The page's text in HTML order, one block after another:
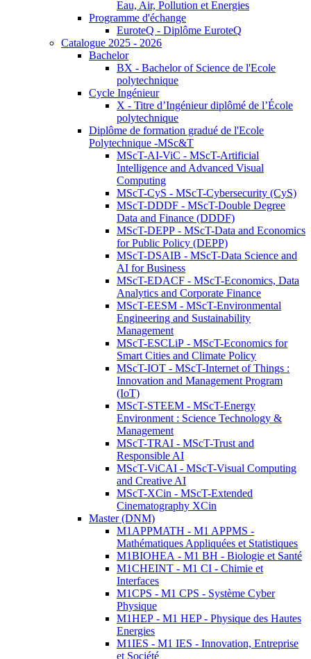
Eau, Air, Pollution et Energies
Programme d'échange
EuroteQ - Diplôme EuroteQ
Catalogue 2025 - 2026
Bachelor
BX - Bachelor of Science de l'Ecole
polytechnique
Cycle Ingénieur
X - Titre d’Ingénieur diplômé de l’École
polytechnique
Diplôme de formation gradué de l'Ecole
Polytechnique -MSc&T
MScT-AI-ViC - MScT-Artificial
Intelligence and Advanced Visual
Computing
MScT-CyS - MScT-Cybersecurity (CyS)
MScT-DDDF - MScT-Double Degree
Data and Finance (DDDF)
MScT-DEPP - MScT-Data and Economics
for Public Policy (DEPP)
MScT-DSAIB - MScT-Data Science and
AI for Business
MScT-EDACF - MScT-Economics, Data
Analytics and Corporate Finance
MScT-EESM - MScT-Environmental
Engineering and Sustainability
Management
MScT-ESCLiP - MScT-Economics for
Smart Cities and Climate Policy
MScT-IOT - MScT-Internet of Things :
Innovation and Management Program
(IoT)
MScT-STEEM - MScT-Energy
Environment : Science Technology &
Management
MScT-TRAI - MScT-Trust and
Responsible AI
MScT-ViCAI - MScT-Visual Computing
and Creative AI
MScT-XCin - MScT-Extended
Cinematography XCin
Master (DNM)
M1APPMATH - M1 APPMS -
Mathématiques Appliquées et Statistiques
M1BIOHEA - M1 BH - Biologie et Santé
M1CHEINT - M1 CI - Chimie et
Interfaces
M1CPS - M1 CPS - Système Cyber
Physique
M1HEP - M1 HEP - Physique des Hautes
Energies
M1IES - M1 IES - Innovation, Entreprise
et Société